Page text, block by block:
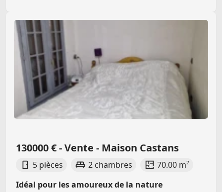
130000 € - Vente - Maison Castans
5 pièces 2 chambres
70.00 m²
Idéal pour les amoureux de la nature